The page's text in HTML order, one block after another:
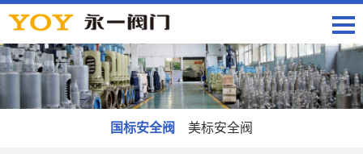
国标安全阀 美标安全阀